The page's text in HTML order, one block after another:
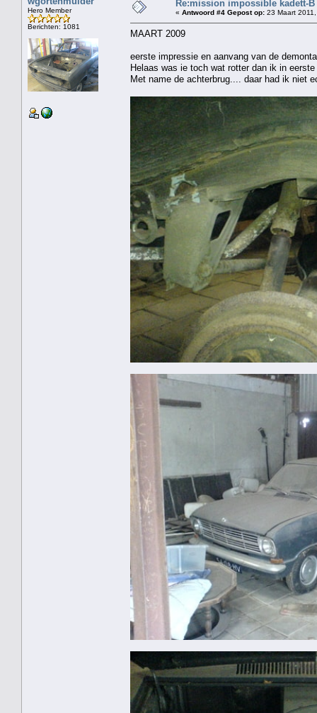
Hero Member
Berichten: 1081
Re:mission impossible kadett-B
« Antwoord #4 Gepost op: 23 Maart
MAART 2009
eerste impressie en aanvang van de
Helaas was ie toch wat rotter dan ik in
Met name de achterbrug.... daar had ik niet